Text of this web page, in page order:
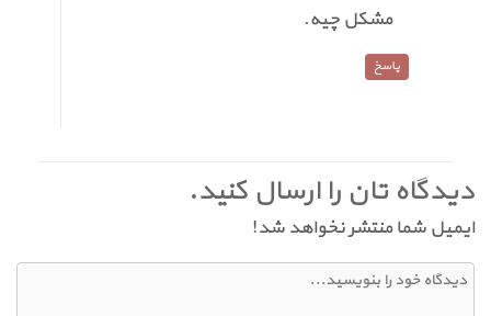
مشکل چیه.
پاسخ
دیدگاه تان را ارسال کنید.
ایمیل شما منتشر نخواهد شد!